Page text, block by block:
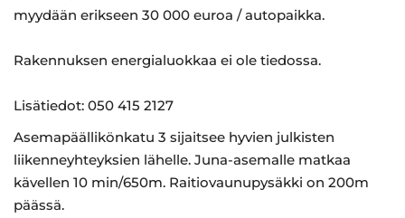
myydään erikseen 30 000 euroa / autopaikka.
Rakennuksen energialuokkaa ei ole tiedossa.
Lisätiedot: 050 415 2127
Asemapäällikönkatu 3 sijaitsee hyvien julkisten
liikenneyhteyksien lähelle. Juna-asemalle matkaa
kävellen 10 min/650m. Raitiovaunupysäkki on 200m
päässä.